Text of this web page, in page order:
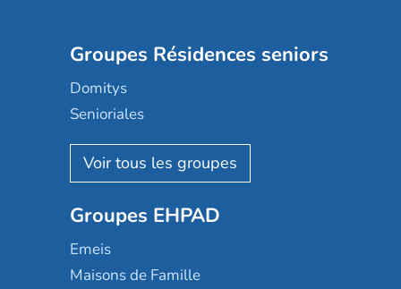
Groupes Résidences seniors
Domitys
Senioriales
Nohée
Les Résidentiels
Mobicap
Domusvi
Happy Senior
Groupes EHPAD
Emeis
Maisons de Famille